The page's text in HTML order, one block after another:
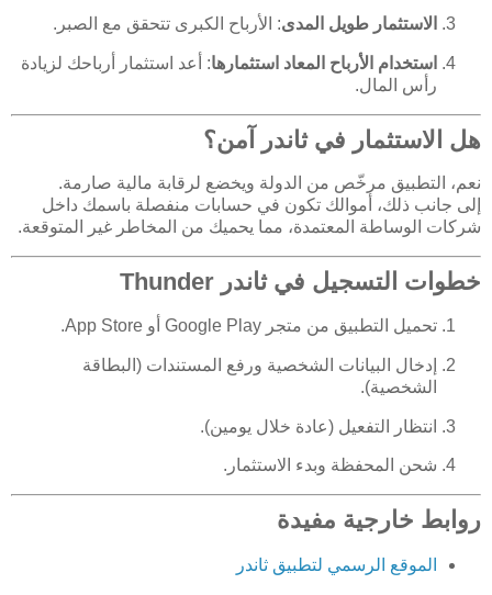
الاستثمار طويل المدى: الأرباح الكبرى تتحقق مع الصبر.
استخدام الأرباح المعاد استثمارها: أعد استثمار أرباحك لزيادة
رأس المال.
هل الاستثمار في ثاندر آمن؟
نعم، التطبيق مرخّص من الدولة ويخضع لرقابة مالية صارمة.
إلى جانب ذلك، أموالك تكون في حسابات منفصلة باسمك داخل
شركات الوساطة المعتمدة، مما يحميك من المخاطر غير المتوقعة.
خطوات التسجيل في ثاندر Thunder
تحميل التطبيق من متجر Google Play أو App Store.
إدخال البيانات الشخصية ورفع المستندات (البطاقة
الشخصية).
انتظار التفعيل (عادة خلال يومين).
شحن المحفظة وبدء الاستثمار.
روابط خارجية مفيدة
الموقع الرسمي لتطبيق ثاندر